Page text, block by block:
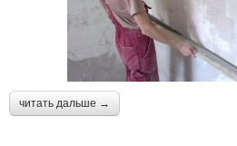
читать дальше →